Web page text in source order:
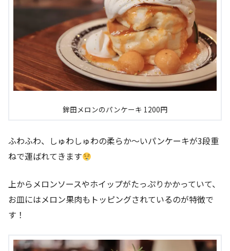
鉾田メロンのパンケーキ 1200円
ふわふわ、しゅわしゅわの柔らか～いパンケーキが3段重
ねで運ばれてきます
上からメロンソースやホイップがたっぷりかかっていて、
お皿にはメロン果肉もトッピングされているのが特徴で
す！